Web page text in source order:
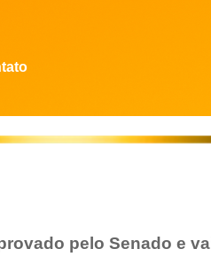
pelo Senado e